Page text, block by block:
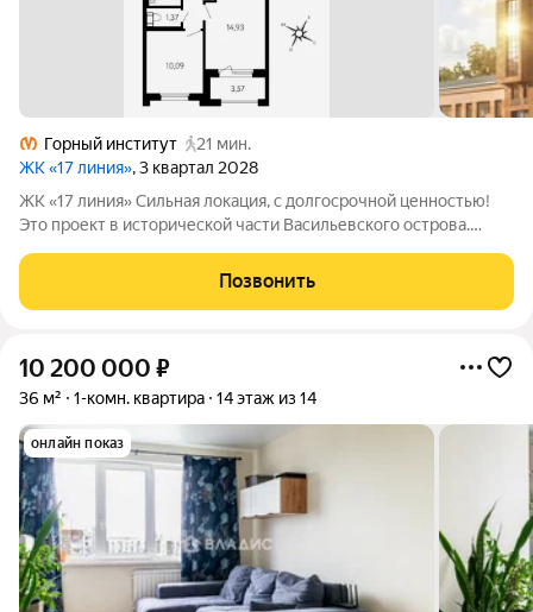
Горный институт
21 мин.
ЖК «17 линия», 3 квартал 2028
ЖК «17 линия» Сильная локация, с долгосрочной ценностью!
Это проект в исторической части Васильевского острова.
школы, детские сады, спортивная и культурная
инфраструктура. До метро
Позвонить
10 200 000 ₽
36 м² 1-комн. квартира 14 этаж из 14
онлайн показ